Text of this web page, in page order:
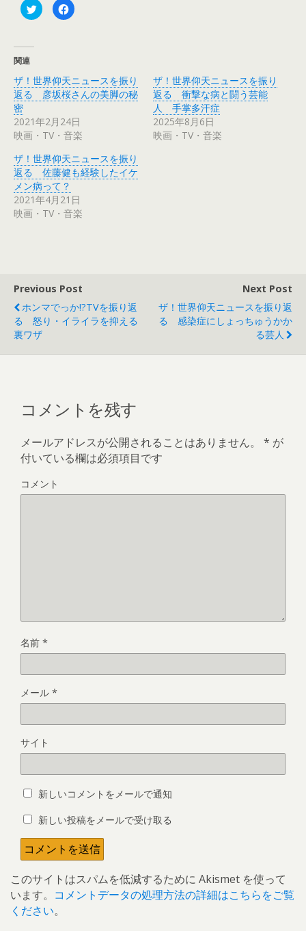
ク
リ
t
t
r
共
有
(
し
い
ウ
ィ
ン
ド
ウ
で
開
F
a
共
有
す
る
は
ク
リ
ク
し
て
く
さ
い
(
新
で
開
き
ま
す
関連
ザ！世界仰天ニュースを振り
返る 彦坂桜さんの美脚の秘
密
2021年2月24日
映画・TV・音楽
ザ！世界仰天ニュースを振り
返る 衝撃な病と闘う芸能
人 手掌多汗症
2025年8月6日
映画・TV・音楽
ザ！世界仰天ニュースを振り
返る 佐藤健も経験したイケ
メン病って？
2021年4月21日
映画・TV・音楽
Previous Post
ホンマでっか!?TVを振り返
る 怒り・イライラを抑える
裏ワザ
Next Post
ザ！世界仰天ニュースを振り返
る 感染症にしょっちゅうかか
る芸人
コメントを残す
メールアドレスが公開されることはありません。 * が
付いている欄は必須項目です
コメント
名前 *
メール *
サイト
新しいコメントをメールで通知
新しい投稿をメールで受け取る
このサイトはスパムを低減するために Akismet を使って
います。 コメントデータの処理方法の詳細はこちらをご覧
ください。